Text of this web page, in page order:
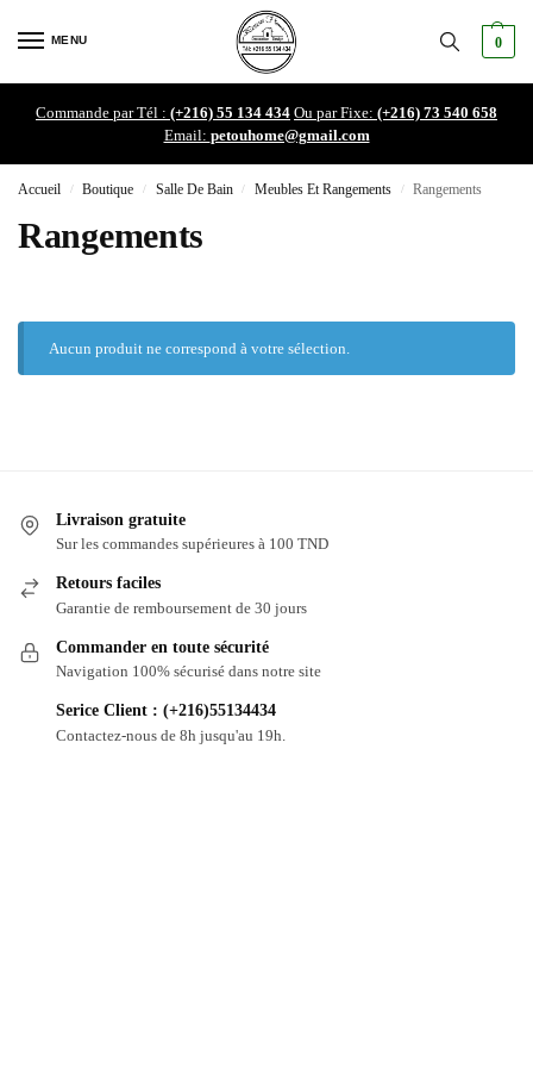
MENU 0
Commande par Tél : (+216) 55 134 434 Ou par Fixe: (+216) 73 540 658
Email: petouhome@gmail.com
Accueil / Boutique / Salle De Bain / Meubles Et Rangements / Rangements
Rangements
Aucun produit ne correspond à votre sélection.
Livraison gratuite
Sur les commandes supérieures à 100 TND
Retours faciles
Garantie de remboursement de 30 jours
Commander en toute sécurité
Navigation 100% sécurisé dans notre site
Serice Client : (+216)55134434
Contactez-nous de 8h jusqu'au 19h.